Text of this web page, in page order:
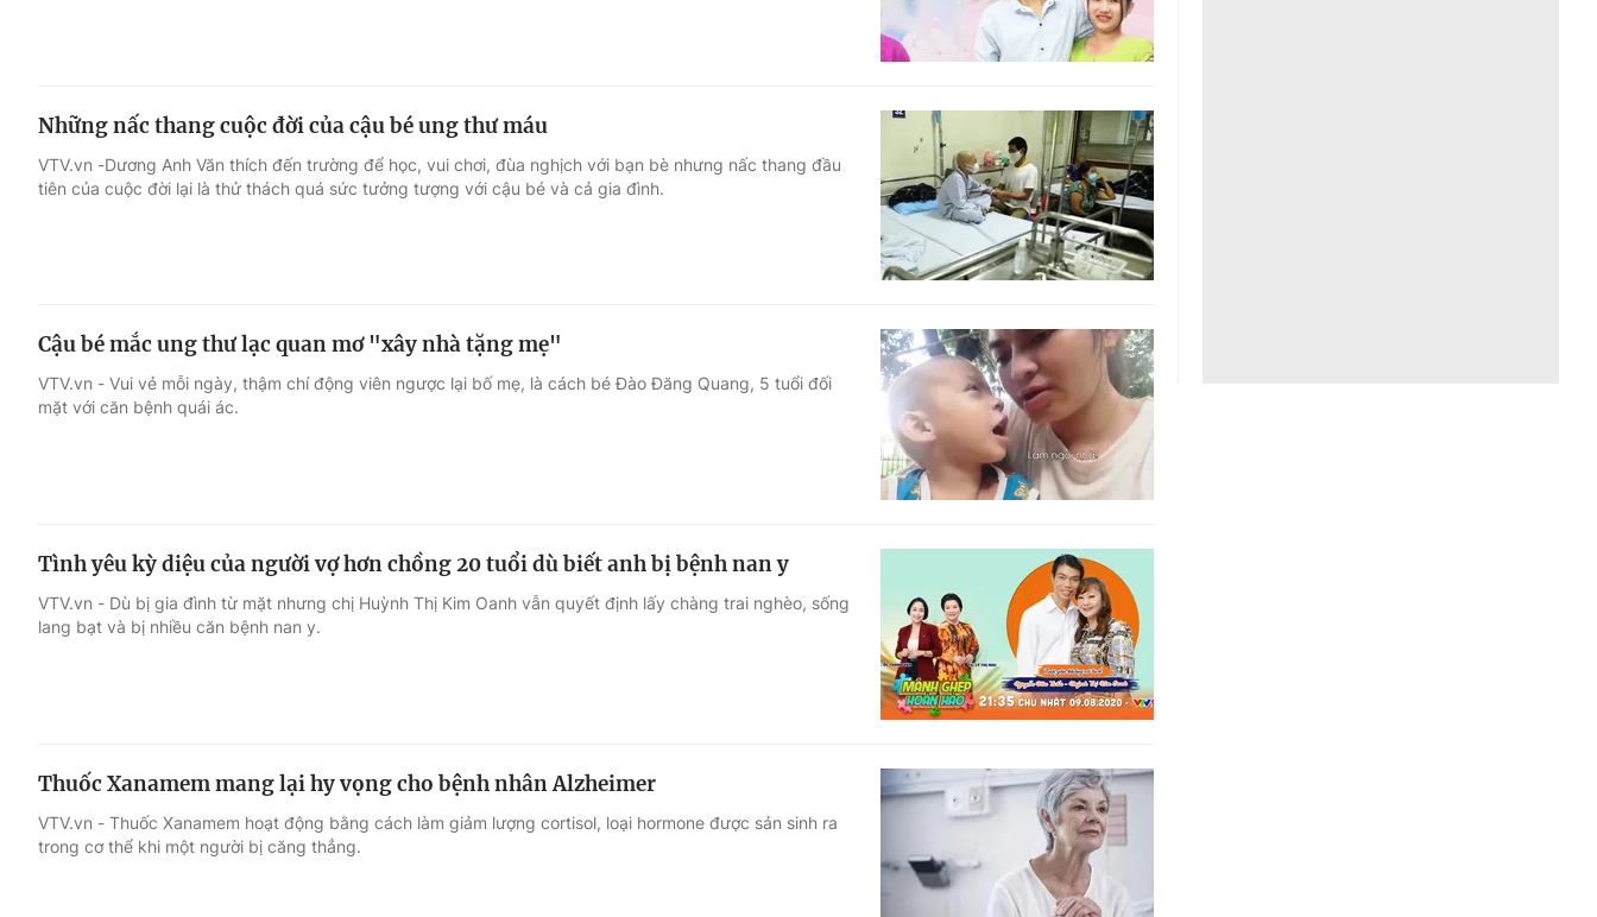
Điện ảnh
Âm nhạc
Sao
Du lịch
Làm đẹp
Chất lượng cuộc sống
Học trực tuyến
Công nghệ
Hitech Công nghệ tương lai
Sản phẩm
Thị trường
Tư vấn
Những nấc thang cuộc đời của cậu bé ung thư máu
VTV.vn -Dương Anh Văn thích đến trường để học, vui chơi, đùa nghịch với bạn bè nhưng nấc thang đầu
tiên của cuộc đời lại là thử thách quá sức tưởng tượng với cậu bé và cả gia đình.
Cậu bé mắc ung thư lạc quan mơ "xây nhà tặng mẹ"
VTV.vn - Vui vẻ mỗi ngày, thậm chí động viên ngược lại bố mẹ, là cách bé Đào Đăng Quang, 5 tuổi đối
mặt với căn bệnh quái ác.
Tình yêu kỳ diệu của người vợ hơn chồng 20 tuổi dù biết anh bị bệnh nan y
VTV.vn - Dù bị gia đình từ mặt nhưng chị Huỳnh Thị Kim Oanh vẫn quyết định lấy chàng trai nghèo, sống
lang bạt và bị nhiều căn bệnh nan y.
Thuốc Xanamem mang lại hy vọng cho bệnh nhân Alzheimer
VTV.vn - Thuốc Xanamem hoạt động bằng cách làm giảm lượng cortisol, loại hormone được sản sinh ra
trong cơ thể khi một người bị căng thẳng.